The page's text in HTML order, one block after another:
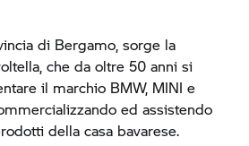
di Bergamo, sorge la
che da oltre 50 anni si
il marchio BMW, MINI e
ed assistendo
della casa bavarese.